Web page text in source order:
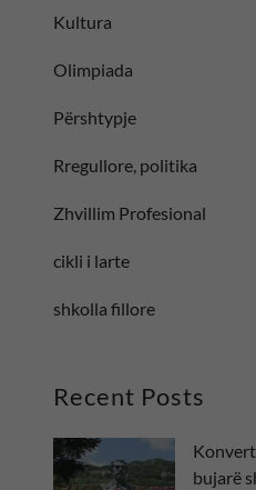
Kultura
Olimpiada
Përshtypje
Rregullore, politika
Zhvillim Profesional
cikli i larte
shkolla fillore
Recent Posts
bujarë